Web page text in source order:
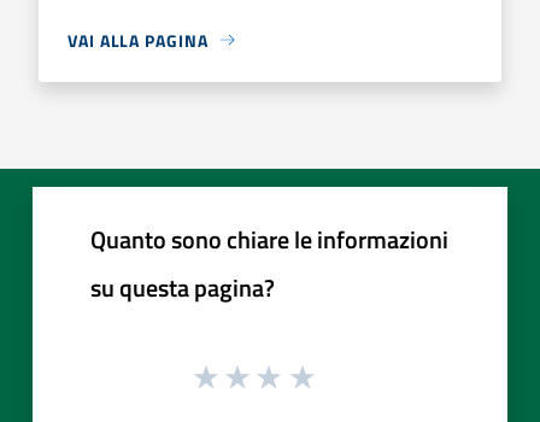
VAI ALLA PAGINA
Quanto sono chiare le informazioni
su questa pagina?